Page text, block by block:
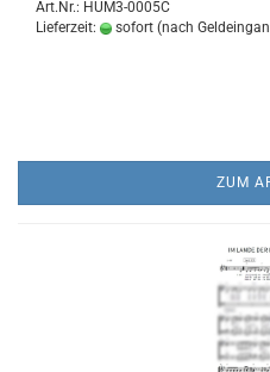
Art.Nr.: HUM3-0005C
Lieferzeit:
sofort (nach
ZUM